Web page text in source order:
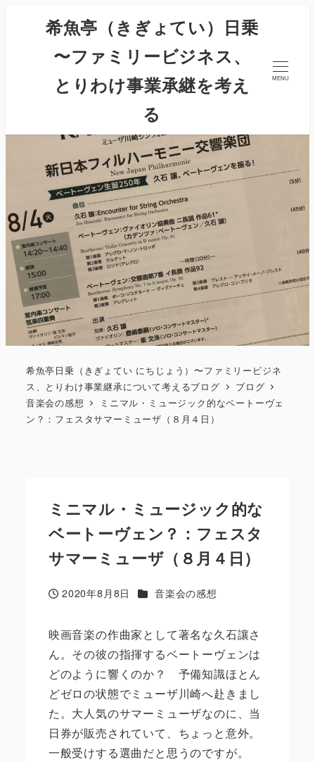
希魚亭（きぎょてい）日乗
〜ファミリービジネス、
とりわけ事業承継を考え
る
MENU
希魚亭日乗（きぎょてい にちじょう）〜ファミリービジネ
ス、とりわけ事業継承について考えるブログ
ブログ
音楽会の感想
ミニマル・ミュージック的なベートーヴェ
ン？：フェスタサマーミューザ（８月４日）
ミニマル・ミュージック的な
ベートーヴェン？：フェスタ
サマーミューザ（８月４日）
投稿日
2020年8月8日 カテゴリー
音楽会の感想
映画音楽の作曲家として著名な久石讓さ
ん。その彼の指揮するベートーヴェンは
どのように響くのか？ 予備知識ほとん
どゼロの状態でミューザ川崎へ赴きまし
た。大人気のサマーミューザなのに、当
日券が販売されていて、ちょっと意外。
一般受けする選曲だと思うのですが。